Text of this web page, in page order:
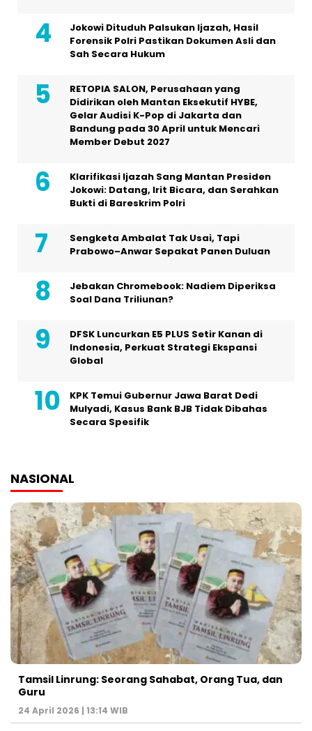
Jokowi Dituduh Palsukan Ijazah, Hasil
Forensik Polri Pastikan Dokumen Asli dan
Sah Secara Hukum
RETOPIA SALON, Perusahaan yang
Didirikan oleh Mantan Eksekutif HYBE,
Gelar Audisi K-Pop di Jakarta dan
Bandung pada 30 April untuk Mencari
Member Debut 2027
Klarifikasi Ijazah Sang Mantan Presiden
Jokowi: Datang, Irit Bicara, dan Serahkan
Bukti di Bareskrim Polri
Sengketa Ambalat Tak Usai, Tapi
Prabowo–Anwar Sepakat Panen Duluan
Jebakan Chromebook: Nadiem Diperiksa
Soal Dana Triliunan?
DFSK Luncurkan E5 PLUS Setir Kanan di
Indonesia, Perkuat Strategi Ekspansi
Global
KPK Temui Gubernur Jawa Barat Dedi
Mulyadi, Kasus Bank BJB Tidak Dibahas
Secara Spesifik
NASIONAL
Tamsil Linrung: Seorang Sahabat, Orang Tua, dan
Guru
24 April 2026 | 13:14 WIB